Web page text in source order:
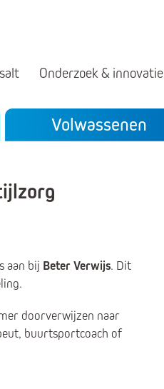
Onderzoek & innovatie
Volwassenen
aan bij Beter Verwijs. Dit
doorverwijzen naar
buurtsportcoach of